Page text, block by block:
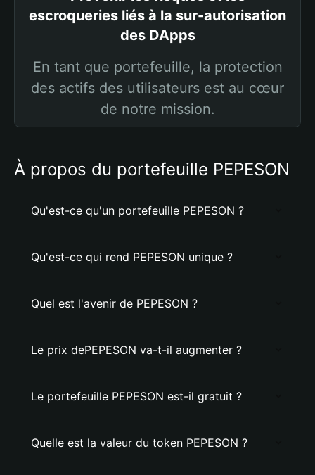
escroqueries liés à la sur-autorisation
des DApps
En tant que portefeuille, la protection
des actifs des utilisateurs est au cœur
de notre mission.
À propos du portefeuille PEPESON
Qu'est-ce qu'un portefeuille PEPESON ?
Qu'est-ce qui rend PEPESON unique ?
Quel est l'avenir de PEPESON ?
Le prix dePEPESON va-t-il augmenter ?
Le portefeuille PEPESON est-il gratuit ?
Quelle est la valeur du token PEPESON ?